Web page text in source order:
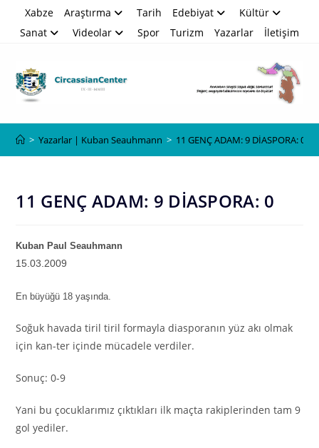
Xabze Araştırma Tarih Edebiyat
Kültür
Sanat
Videolar Spor Turizm Yazarlar İletişim
> Yazarlar | Kuban Seauhmann > 11 GENÇ ADAM: 9 DİASPORA: 0
11 GENÇ ADAM: 9 DİASPORA: 0
Kuban Paul Seauhmann
15.03.2009
En büyüğü 18 yaşında.
Soğuk havada tiril tiril formayla diasporanın yüz akı olmak
için kan-ter içinde mücadele verdiler.
Sonuç: 0-9
Yani bu çocuklarımız çıktıkları ilk maçta rakiplerinden tam 9
gol yediler.